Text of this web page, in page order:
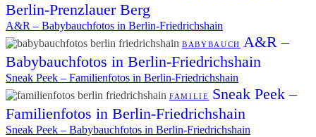
Berlin-Prenzlauer Berg
A&R – Babybauchfotos in Berlin-Friedrichshain
BABYBAUCH A&R –
Babybauchfotos in Berlin-Friedrichshain
Sneak Peek – Familienfotos in Berlin-Friedrichshain
FAMILIE Sneak Peek –
Familienfotos in Berlin-Friedrichshain
Sneak Peek – Babybauchfotos in Berlin-Friedrichshain